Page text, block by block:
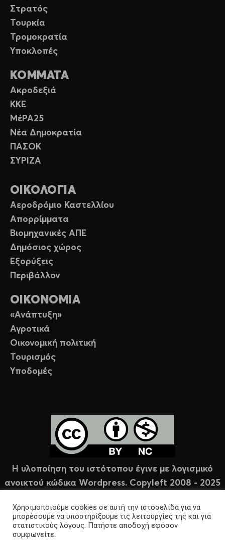
Στρατός
Τουρκία
Τρομοκρατία
Υποκλοπές
ΚΟΜΜΑΤΑ
Ακροδεξιά
ΚΚΕ
ΜέΡΑ25
Νέα Δημοκρατία
ΠΑΣΟΚ
ΣΥΡΙΖΑ
ΟΙΚΟΛΟΓΙΑ
Αεροδρόμιο Καστελλίου
Απορρίμματα
Βιομηχανικές ΑΠΕ
Δημόσιος χώρος
Εξορύξεις
Περιβάλλον
ΟΙΚΟΝΟΜΙΑ
«Ανάπτυξη»
Αγροτικά
Οικονομική πολιτική
Τουρισμός
Υποδομές
Η υλοποίηση του ιστότοπου έγινε με λογισμικό
ανοικτού κώδικα Wordpress. Copyleft 2008 - 2025
Χρησιμοποιούμε cookies σε αυτή την ιστοσελίδα για να
μπορέσουμε να υποστηρίξουμε τις λειτουργίες της και για
στατιστικούς λόγους. Πατήστε αποδοχή εφόσον
συμφωνείτε.